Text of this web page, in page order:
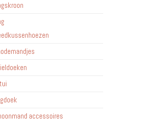
accessoires